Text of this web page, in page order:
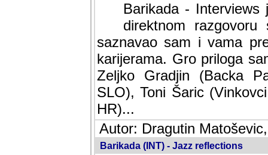
Barikada -
direktnom
saznavao sam i vama
karijerama. Gro priloga
Zeljko Gradjin (Backa
SLO), Toni Šaric
HR)...
Autor: Dragutin
Barikada (INT) - Jazz reflections